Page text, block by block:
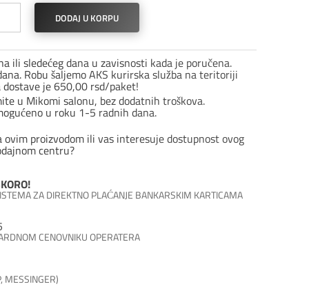
DODAJ U KORPU
ili sledećeg dana u zavisnosti kada je poručena.
Robu šaljemo AKS kurirska služba na teritoriji
dostave je 650,00 rsd/paket!
u Mikomi salonu, bez dodatnih troškova.
u roku 1-5 radnih dana.
ovim proizvodom ili vas interesuje dostupnost ovog
centru?
ZA DIREKTNO PLAĆANJE BANKARSKIM KARTICAMA
CENOVNIKU OPERATERA
MESSINGER)